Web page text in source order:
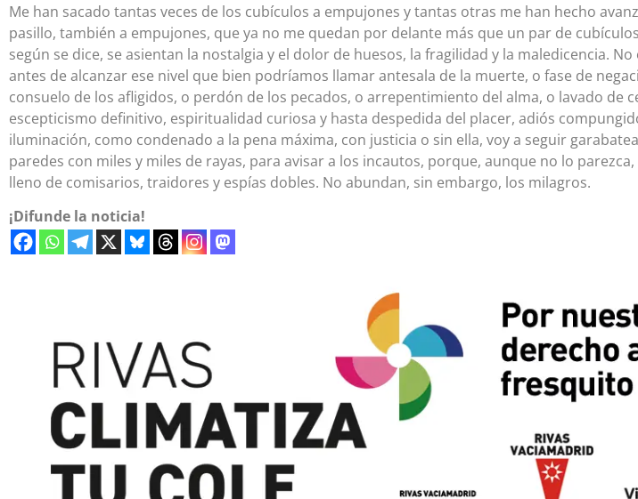
Me han sacado tantas veces de los cubículos a empujones y tantas otras me han hecho
pasillo, también a empujones, que ya no me quedan por delante más que un par de
según se dice, se asientan la nostalgia y el dolor de huesos, la fragilidad y la maledicencia.
antes de alcanzar ese nivel que bien podríamos llamar antesala de la muerte, o fase de
consuelo de los afligidos, o perdón de los pecados, o arrepentimiento del alma, o lavado de
escepticismo definitivo, espiritualidad curiosa y hasta despedida del placer, adiós
iluminación, como condenado a la pena máxima, con justicia o sin ella, voy a seguir
paredes con miles y miles de rayas, para avisar a los incautos, porque, aunque no lo
lleno de comisarios, traidores y espías dobles. No abundan, sin embargo, los milagros.
¡Difunde la noticia!